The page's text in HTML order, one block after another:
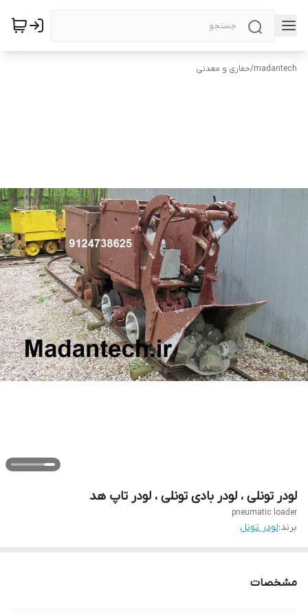
madantech
/حفاری و معدنی
لودر تونلی ، لودر بادی تونلی ، لودر تاپ هد
pneumatic loader
برند:لودر تونل
مشخصات